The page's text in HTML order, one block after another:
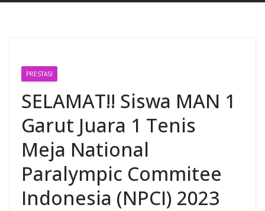
PRESTASI
SELAMAT!! Siswa MAN 1
Garut Juara 1 Tenis
Meja National
Paralympic Commitee
Indonesia (NPCI) 2023